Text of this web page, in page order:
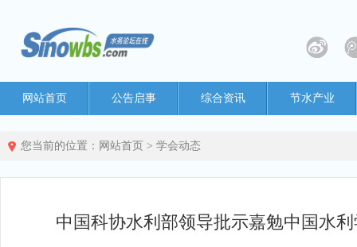
网站首页 公告启事 综合资讯 节水产业
您当前的位置： 网站首页 > 学会动态
中国科协水利部领导批示嘉勉中国水